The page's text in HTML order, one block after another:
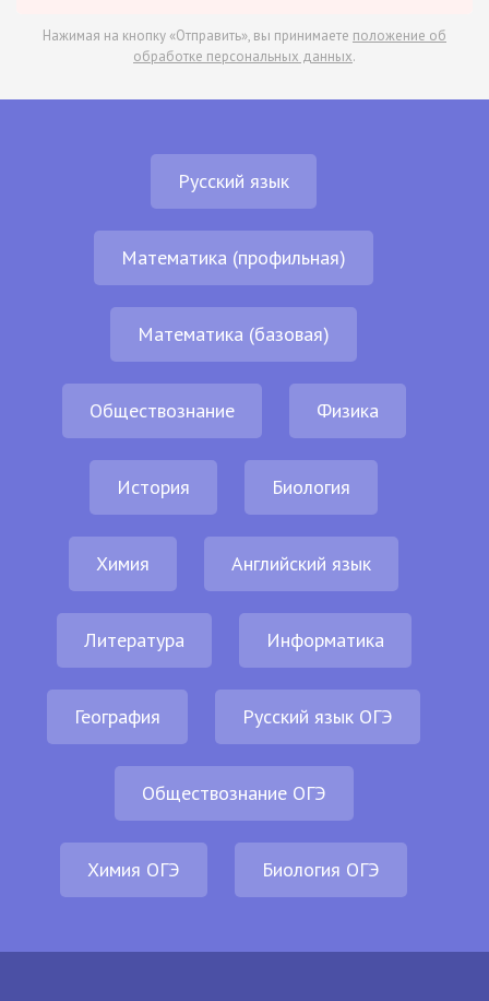
Нажимая на кнопку «Отправить», вы принимаете положение об
обработке персональных данных.
Русский язык
Математика (профильная)
Математика (базовая)
Обществознание Физика
История Биология
Химия Английский язык
Литература Информатика
География Русский язык ОГЭ
Обществознание ОГЭ
Химия ОГЭ Биология ОГЭ